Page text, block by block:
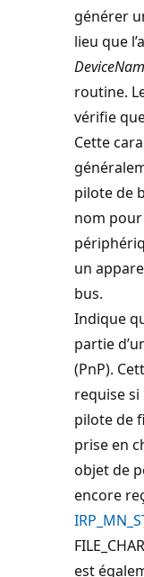
générer
lieu que
routine.
vérifie
Cette
pilote de
nom
un
bus.
Indique
partie
(PnP).
requise
pilote de
prise en
objet de
encore
est